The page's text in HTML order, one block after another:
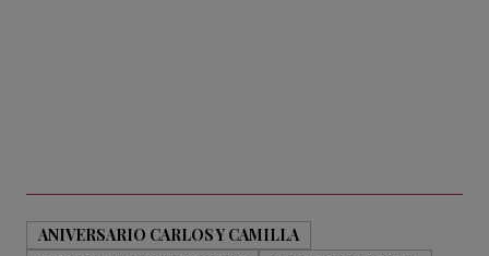
ANIVERSARIO CARLOS Y CAMILLA